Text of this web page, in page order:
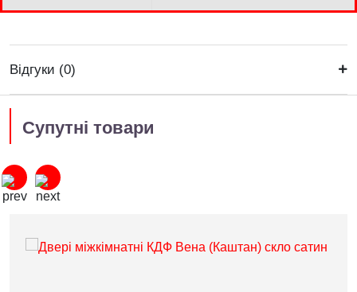
Відгуки (0)
Супутні товари